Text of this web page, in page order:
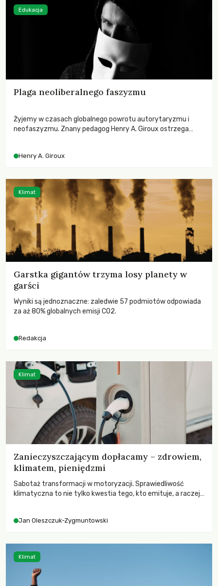
Plaga neoliberalnego faszyzmu
Żyjemy w czasach globalnego powrotu autorytaryzmu i
neofaszyzmu. Znany pedagog Henry A. Giroux ostrzega
wychowają świadomych obywateli?
Henry A. Giroux
Edukacja
Garstka gigantów trzyma losy planety w
garści
Wyniki są jednoznaczne: zaledwie 57 podmiotów odpowiada
za aż 80% globalnych emisji CO2.
Redakcja
Klimat
Zanieczyszczającym dopłacamy – zdrowiem,
klimatem, pieniędzmi
Sabotaż transformacji w motoryzacji. Sprawiedliwość
klimatyczna to nie tylko kwestia tego, kto emituje, a raczej
Jan Oleszczuk-Zygmuntowski
Klimat
Klimat